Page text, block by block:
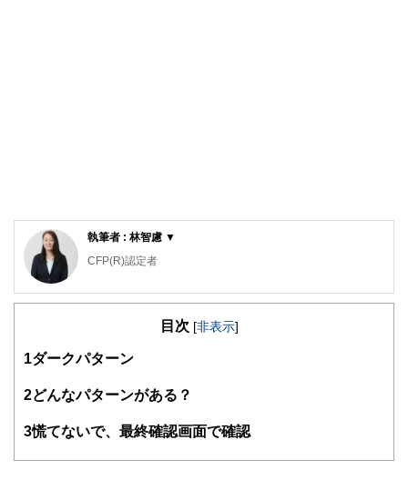
執筆者 : 林智慮 ▼
CFP(R)認定者
確定拠出年金相談ねっと認定FP
る。結婚で専業主婦となるが夫の独立を機に経理・総務に転
ーチング資格も習得し、金銭面だけでなく心の面からも「幸
融商品を売らない独立系ファイナンシャル・プランナー。
目次 [非表示]
1 ダークパターン
2どんなパターンがある？
3慌てないで、最終確認画面で確認